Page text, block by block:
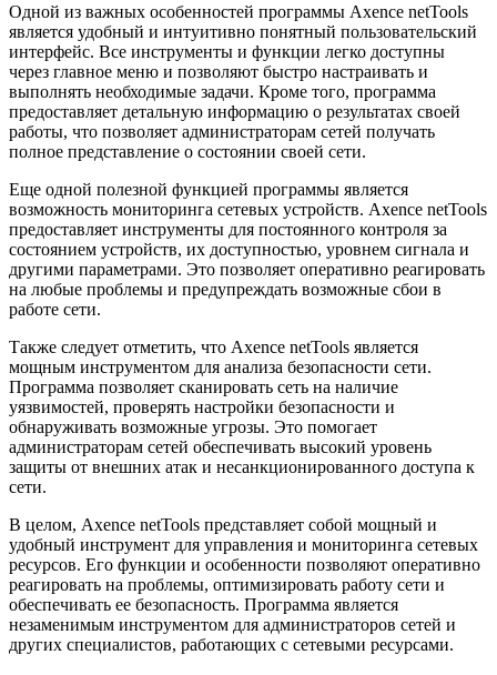
Одной из важных особенностей программы Axence netTools
является удобный и интуитивно понятный пользовательский
интерфейс. Все инструменты и функции легко доступны
через главное меню и позволяют быстро настраивать и
выполнять необходимые задачи. Кроме того, программа
предоставляет детальную информацию о результатах своей
работы, что позволяет администраторам сетей получать
полное представление о состоянии своей сети.
Еще одной полезной функцией программы является
возможность мониторинга сетевых устройств. Axence netTools
предоставляет инструменты для постоянного контроля за
состоянием устройств, их доступностью, уровнем сигнала и
другими параметрами. Это позволяет оперативно реагировать
на любые проблемы и предупреждать возможные сбои в
работе сети.
Также следует отметить, что Axence netTools является
мощным инструментом для анализа безопасности сети.
Программа позволяет сканировать сеть на наличие
уязвимостей, проверять настройки безопасности и
обнаруживать возможные угрозы. Это помогает
администраторам сетей обеспечивать высокий уровень
защиты от внешних атак и несанкционированного доступа к
сети.
В целом, Axence netTools представляет собой мощный и
удобный инструмент для управления и мониторинга сетевых
ресурсов. Его функции и особенности позволяют оперативно
реагировать на проблемы, оптимизировать работу сети и
обеспечивать ее безопасность. Программа является
незаменимым инструментом для администраторов сетей и
других специалистов, работающих с сетевыми ресурсами.